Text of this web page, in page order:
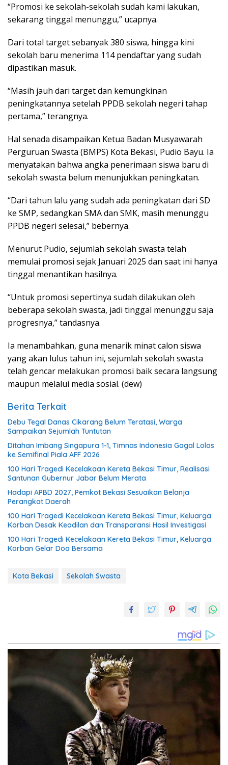
“Promosi ke sekolah-sekolah sudah kami lakukan,
sekarang tinggal menunggu,” ucapnya.
Dari total target sebanyak 380 siswa, hingga kini
sekolah baru menerima 114 pendaftar yang sudah
dipastikan masuk.
“Masih jauh dari target dan kemungkinan
peningkatannya setelah PPDB sekolah negeri tahap
pertama,” terangnya.
Hal senada disampaikan Ketua Badan Musyawarah
Perguruan Swasta (BMPS) Kota Bekasi, Pudio Bayu. Ia
menyatakan bahwa angka penerimaan siswa baru di
sekolah swasta belum menunjukkan peningkatan.
“Dari tahun lalu yang sudah ada peningkatan dari SD
ke SMP, sedangkan SMA dan SMK, masih menunggu
PPDB negeri selesai,” bebernya.
Menurut Pudio, sejumlah sekolah swasta telah
memulai promosi sejak Januari 2025 dan saat ini hanya
tinggal menantikan hasilnya.
“Untuk promosi sepertinya sudah dilakukan oleh
beberapa sekolah swasta, jadi tinggal menunggu saja
progresnya,” tandasnya.
Ia menambahkan, guna menarik minat calon siswa
yang akan lulus tahun ini, sejumlah sekolah swasta
telah gencar melakukan promosi baik secara langsung
maupun melalui media sosial. (dew)
Berita Terkait
Debu Tegal Danas Cikarang Belum Teratasi, Warga
Sampaikan Sejumlah Tuntutan
Ditahan Imbang Singapura 1-1, Timnas Indonesia Gagal Lolos
ke Semifinal Piala AFF 2026
100 Hari Tragedi Kecelakaan Kereta Bekasi Timur, Realisasi
Santunan Gubernur Jabar Belum Merata
Hadapi APBD 2027, Pemkot Bekasi Sesuaikan Belanja
Perangkat Daerah
100 Hari Tragedi Kecelakaan Kereta Bekasi Timur, Keluarga
Korban Desak Keadilan dan Transparansi Hasil Investigasi
100 Hari Tragedi Kecelakaan Kereta Bekasi Timur, Keluarga
Korban Gelar Doa Bersama
Kota Bekasi Sekolah Swasta